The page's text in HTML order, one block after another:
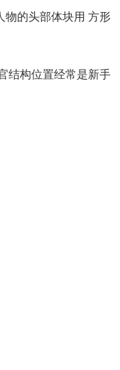
物的头部体块用 方形
结构位置经常是新手